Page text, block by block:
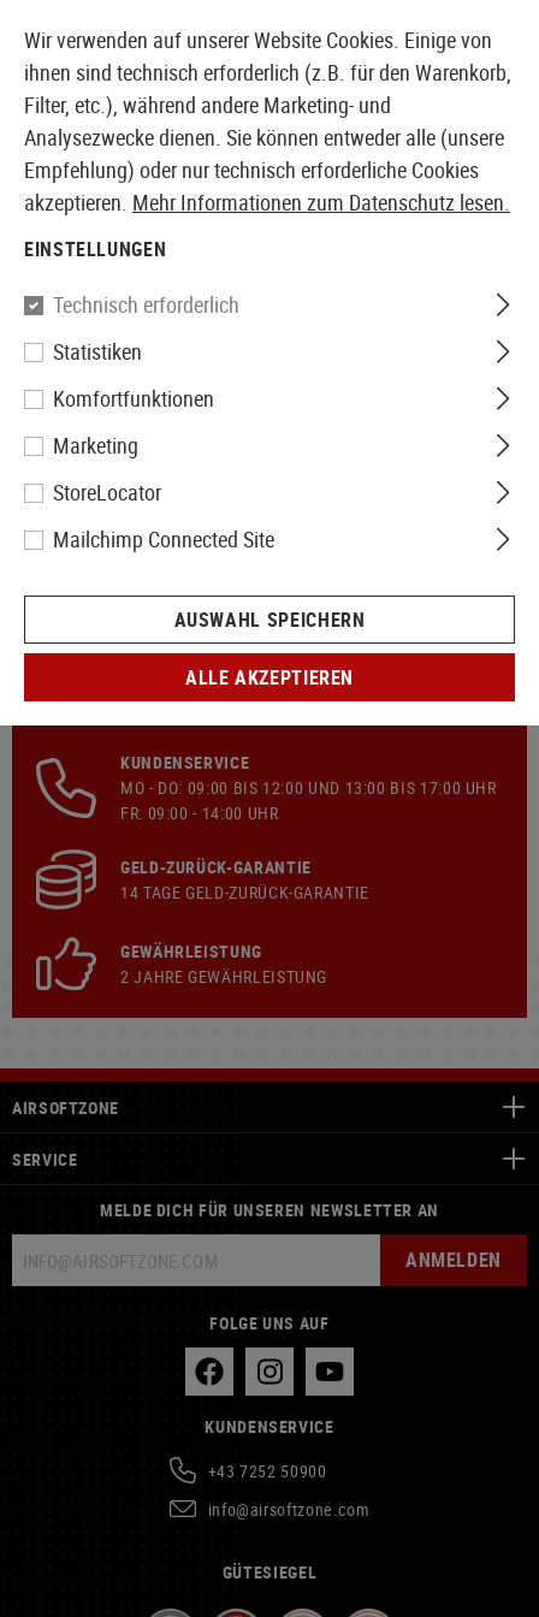
EUROPÄISCHER AIRSOFT SHOP & GROßHÄNDLER
Keine Produkte gefunden.
SCHNELLER VERSAND
KOSTENLOSERVERSANDAB € 149,90 WARENKORB
KUNDENSERVICE
MO - DO: 09:00 BIS 12:00 UND 13:00 BIS 17:00 UHR
FR: 09:00 - 14:00 UHR
GELD-ZURÜCK-GARANTIE
14 TAGE GELD-ZURÜCK-GARANTIE
GEWÄHRLEISTUNG
2 JAHRE GEWÄHRLEISTUNG
AIRSOFTZONE
SERVICE
MELDE DICH FÜR UNSEREN NEWSLETTER AN
ANMELDEN
FOLGE UNS AUF
KUNDENSERVICE
+43 7252 50900
info@airsoftzone.com
GÜTESIEGEL
Wir verwenden auf unserer Website Cookies. Einige von
ihnen sind technisch erforderlich (z.B. für den Warenkorb,
Filter, etc.), während andere Marketing- und
Analysezwecke dienen. Sie können entweder alle (unsere
Empfehlung) oder nur technisch erforderliche Cookies
akzeptieren. Mehr Informationen zum Datenschutz lesen.
EINSTELLUNGEN
Technisch erforderlich
Statistiken
Komfortfunktionen
Marketing
StoreLocator
Mailchimp Connected Site
AUSWAHL SPEICHERN
ALLE AKZEPTIEREN